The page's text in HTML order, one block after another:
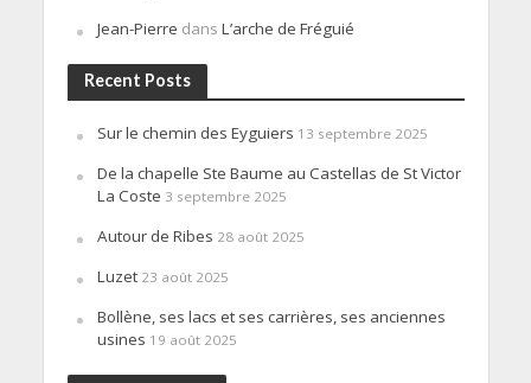
Jean-Pierre dans L’arche de Fréguié
Recent Posts
Sur le chemin des Eyguiers 13 septembre 2025
De la chapelle Ste Baume au Castellas de St Victor
La Coste 3 septembre 2025
Autour de Ribes 28 août 2025
Luzet 23 août 2025
Bollène, ses lacs et ses carrières, ses anciennes
usines 19 août 2025